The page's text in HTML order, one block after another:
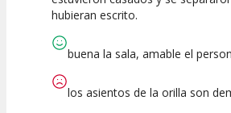
hubieran escrito.
buena la sala, amable el
los asientos de la orilla son